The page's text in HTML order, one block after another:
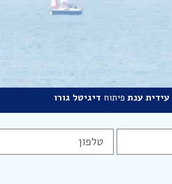
עידית ענת פיתוח דיגיטל גורו